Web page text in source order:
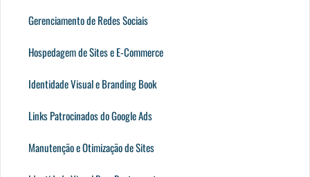
Gerenciamento de Redes Sociais
Hospedagem de Sites e E-Commerce
Identidade Visual e Branding Book
Links Patrocinados do Google Ads
Manutenção e Otimização de Sites